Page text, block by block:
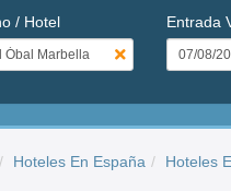
/ Hotel Entrada
Hoteles En España Hoteles